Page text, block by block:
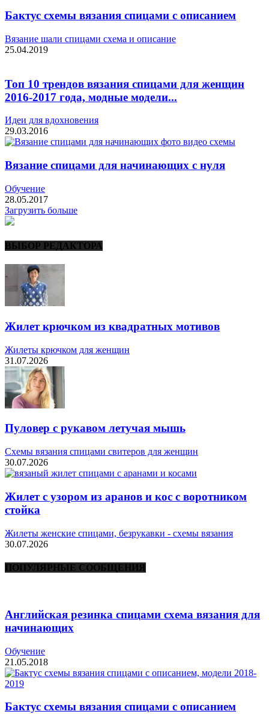
Бактус схемы вязания спицами с описанием
Вязание шали спицами схема и описание
25.04.2019
Топ 10 трендов вязания спицами для женщин
2016-2017 года, модные модели...
Идеи для вдохновения
29.03.2016
Вязание спицами для начинающих с нуля
Обучение
28.05.2017
Загрузить больше
ВЫБОР РЕДАКТОРА
Жилет крючком из квадратных мотивов
Жилеты крючком для женщин
31.07.2026
Пуловер с рукавом летучая мышь
Схемы вязания спицами свитеров для женщин
30.07.2026
Жилет с узором из аранов и кос с воротником
стойка
Жилеты женские спицами, безрукавки - схемы вязания
30.07.2026
ПОПУЛЯРНЫЕ СООБЩЕНИЯ
Английская резинка спицами схема вязания для
начинающих
Обучение
21.05.2018
Бактус схемы вязания спицами с описанием